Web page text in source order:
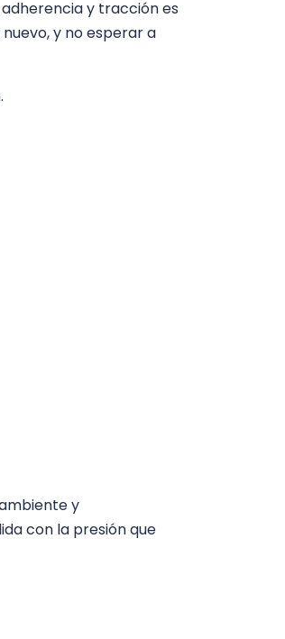
y tracción es
y no esperar a
y
con la presión que